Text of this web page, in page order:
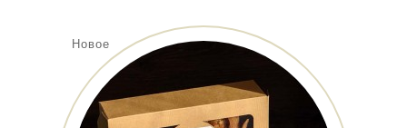
Новое